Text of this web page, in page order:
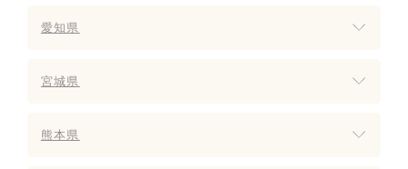
愛知県
宮城県
熊本県